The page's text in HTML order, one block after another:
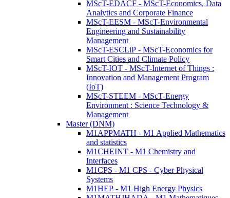
MScT-EDACF - MScT-Economics, Data
Analytics and Corporate Finance
MScT-EESM - MScT-Environmental
Engineering and Sustainability
Management
MScT-ESCLiP - MScT-Economics for
Smart Cities and Climate Policy
MScT-IOT - MScT-Internet of Things :
Innovation and Management Program
(IoT)
MScT-STEEM - MScT-Energy
Environment : Science Technology &
Management
Master (DNM)
M1APPMATH - M1 Applied Mathematics
and statistics
M1CHEINT - M1 Chemistry and
Interfaces
M1CPS - M1 CPS - Cyber Physical
Systems
M1HEP - M1 High Energy Physics